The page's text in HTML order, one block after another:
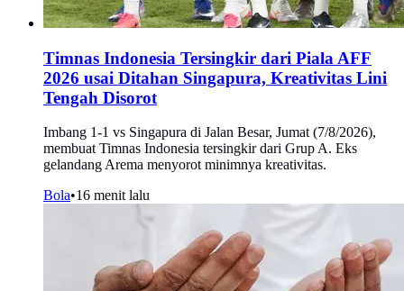
Timnas Indonesia Tersingkir dari Piala AFF
2026 usai Ditahan Singapura, Kreativitas Lini
Tengah Disorot
Imbang 1-1 vs Singapura di Jalan Besar, Jumat (7/8/2026),
membuat Timnas Indonesia tersingkir dari Grup A. Eks
gelandang Arema menyorot minimnya kreativitas.
Bola•16 menit lalu